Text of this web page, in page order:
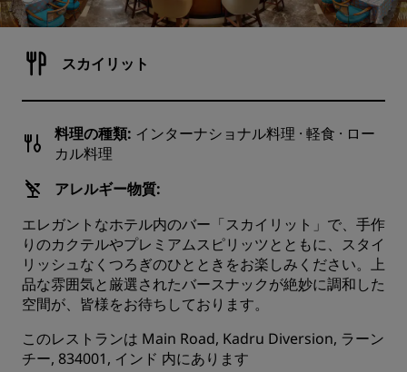
スカイリット
料理の種類: インターナショナル料理 · 軽食 · ロー
カル料理
アレルギー物質:
エレガントなホテル内のバー「スカイリット」で、手作
りのカクテルやプレミアムスピリッツとともに、スタイ
リッシュなくつろぎのひとときをお楽しみください。上
品な雰囲気と厳選されたバースナックが絶妙に調和した
空間が、皆様をお待ちしております。
このレストランは Main Road, Kadru Diversion, ラーン
チー, 834001, インド 内にあります